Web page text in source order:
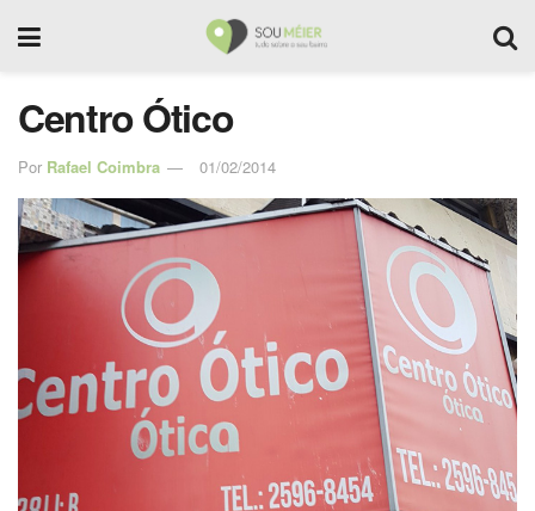
Centro Ótico
Por Rafael Coimbra 01/02/2014